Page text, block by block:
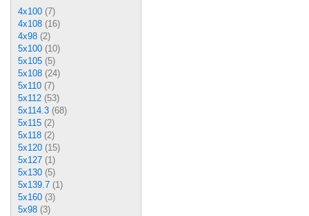
4x100 (7)
4x108 (16)
4x98 (2)
5x100 (10)
5x105 (5)
5x108 (24)
5x110 (7)
5x112 (53)
5x114.3 (68)
5x115 (2)
5x118 (2)
5x120 (15)
5x127 (1)
5x130 (5)
5x139.7 (1)
5x160 (3)
5x98 (3)